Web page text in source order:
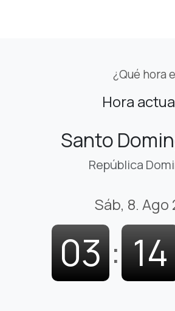
¿Qué hora
Hora
Santo
República
Sáb, 8. Ago
03 : 14